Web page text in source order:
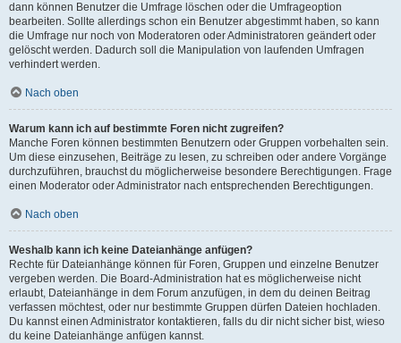
dann können Benutzer die Umfrage löschen oder die Umfrageoption
bearbeiten. Sollte allerdings schon ein Benutzer abgestimmt haben, so kann
die Umfrage nur noch von Moderatoren oder Administratoren geändert oder
gelöscht werden. Dadurch soll die Manipulation von laufenden Umfragen
verhindert werden.
Nach oben
Warum kann ich auf bestimmte Foren nicht zugreifen?
Manche Foren können bestimmten Benutzern oder Gruppen vorbehalten sein.
Um diese einzusehen, Beiträge zu lesen, zu schreiben oder andere Vorgänge
durchzuführen, brauchst du möglicherweise besondere Berechtigungen. Frage
einen Moderator oder Administrator nach entsprechenden Berechtigungen.
Nach oben
Weshalb kann ich keine Dateianhänge anfügen?
Rechte für Dateianhänge können für Foren, Gruppen und einzelne Benutzer
vergeben werden. Die Board-Administration hat es möglicherweise nicht
erlaubt, Dateianhänge in dem Forum anzufügen, in dem du deinen Beitrag
verfassen möchtest, oder nur bestimmte Gruppen dürfen Dateien hochladen.
Du kannst einen Administrator kontaktieren, falls du dir nicht sicher bist, wieso
du keine Dateianhänge anfügen kannst.